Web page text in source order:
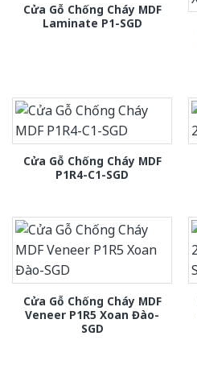
Cửa Gỗ Chống Cháy MDF
Laminate P1-SGD
Cửa Gỗ Chống Cháy MDF
P1R4-C1-SGD
Cửa Gỗ Chống Cháy MDF
Veneer P1R5 Xoan Đào-
SGD